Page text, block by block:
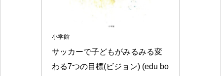
小学館
サッカーで子どもがみるみる変
わる7つの目標(ビジョン) (edu bo